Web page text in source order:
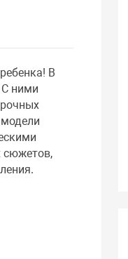
В
С ними
сюжетов,